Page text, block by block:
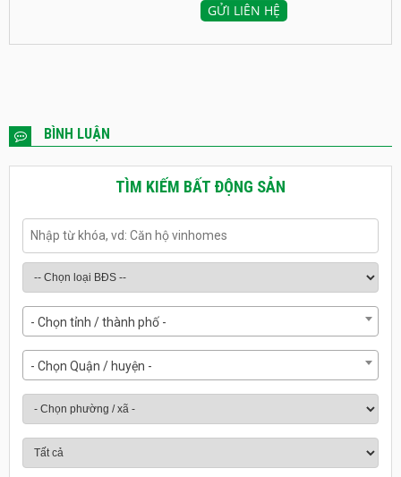
BÌNH LUẬN
TÌM KIẾM BẤT ĐỘNG SẢN
- Chọn tỉnh / thành phố -
- Chọn Quận / huyện -